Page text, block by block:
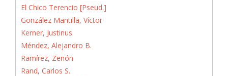
El Chico Terencio [Pseud.]
González Mantilla, Víctor
Kerner, Justinus
Méndez, Alejandro B.
Ramírez, Zenón
Rand, Carlos S.